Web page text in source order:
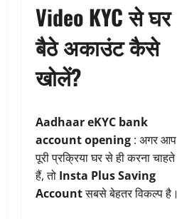
Video KYC से घर
बैठे अकाउंट कैसे
खोलें?
Aadhaar eKYC bank
account opening : अगर आप
पूरी प्रक्रिया घर से ही करना चाहते
हैं, तो Insta Plus Saving
Accountसबसे बेहतर विकल्प है।